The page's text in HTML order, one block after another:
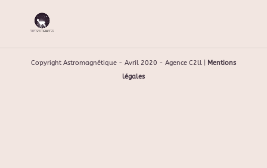
Copyright Astromagnétique - Avril 2020 - Agence C2ll | Mentions
légales